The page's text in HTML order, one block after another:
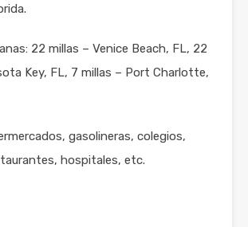
22 millas – Venice Beach, FL, 22
Key, FL, 7 millas – Port Charlotte,
gasolineras, colegios,
hospitales, etc.